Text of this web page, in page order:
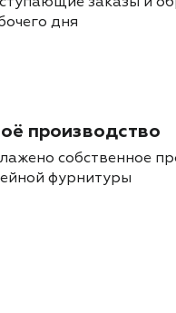
дня
производство
собственное
фурнитуры